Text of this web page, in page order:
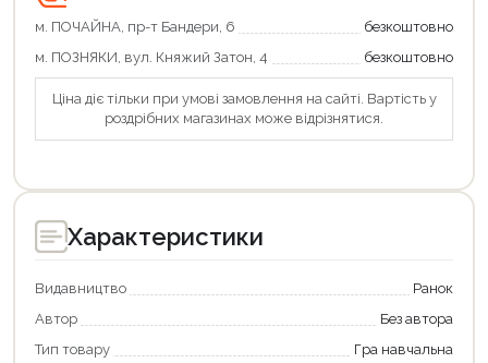
м. ПОЧАЙНА, пр-т Бандери, 6
безкоштовно
м. ПОЗНЯКИ, вул. Княжий Затон, 4
безкоштовно
Ціна діє тільки при умові замовлення на сайті. Вартість у
роздрібних магазинах може відрізнятися.
Характеристики
Видавництво
Ранок
Автор
Без автора
Тип товару
Гра навчальна